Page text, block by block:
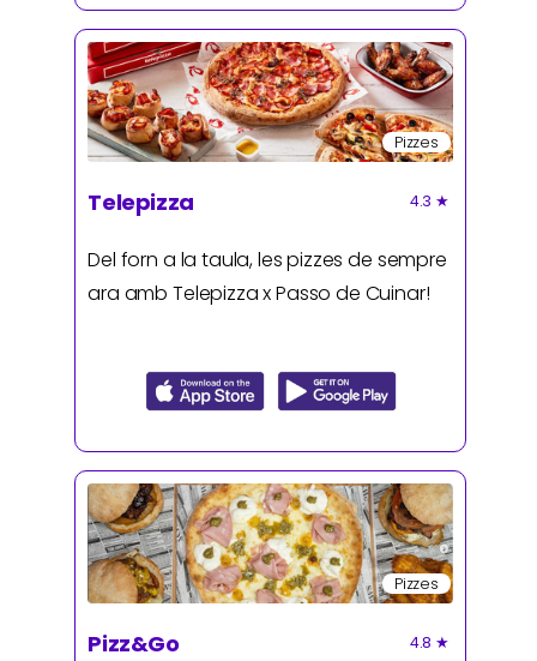
Pizzes
Telepizza 4.3 ★
Del forn a la taula, les pizzes de sempre
ara amb Telepizza x Passo de Cuinar!
Pizzes
Pizz&Go 4.8 ★